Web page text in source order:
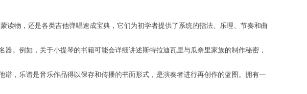
读物，还是各类吉他弹唱速成宝典，它们为初学者提供了系统的指法、乐理、节奏和曲
。例如，关于小提琴的书籍可能会详细讲述斯特拉迪瓦里与瓜奈里家族的制作秘密，
，乐谱是音乐作品得以保存和传播的书面形式，是演奏者进行再创作的蓝图。拥有一